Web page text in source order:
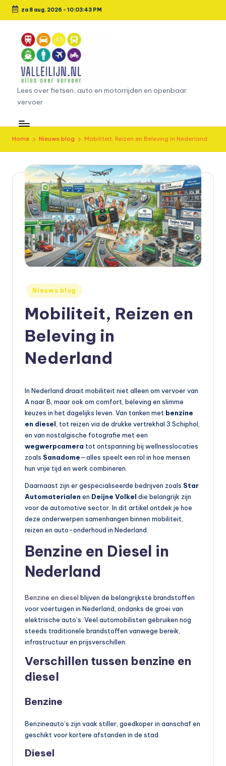
Ga
inhoud
za 8 aug. 2026 - 10:03:44 PM
L
e
e
s
v
fi
o
m
o
rr
o
p
Lees over fietsen, auto en motorrijden en openbaar
vervoer
Home Nieuws blog Mobiliteit, Reizen en Beleving in Nederland
Geplaatst
in
Nieuws blog
Mobiliteit, Reizen en
Beleving in
Nederland
In Nederland draait mobiliteit niet alleen om vervoer van
A naar B, maar ook om comfort, beleving en slimme
keuzes in het dagelijks leven. Van tanken met benzine
en diesel, tot reizen via de drukke vertrekhal 3 Schiphol,
en van nostalgische fotografie met een
wegwerpcamera tot ontspanning bij wellnesslocaties
zoals Sanadome—alles speelt een rol in hoe mensen
hun vrije tijd en werk combineren.
Daarnaast zijn er gespecialiseerde bedrijven zoals Star
Automaterialen en Deijne Volkel die belangrijk zijn
voor de automotive sector. In dit artikel ontdek je hoe
deze onderwerpen samenhangen binnen mobiliteit,
reizen en auto-onderhoud in Nederland.
Benzine en Diesel in
Nederland
Benzine en diesel blijven de belangrijkste brandstoffen
voor voertuigen in Nederland, ondanks de groei van
elektrische auto’s. Veel automobilisten gebruiken nog
steeds traditionele brandstoffen vanwege bereik,
infrastructuur en prijsverschillen.
Verschillen tussen benzine en
diesel
Benzine
Benzineauto’s zijn vaak stiller, goedkoper in aanschaf en
geschikt voor kortere afstanden in de stad.
Diesel